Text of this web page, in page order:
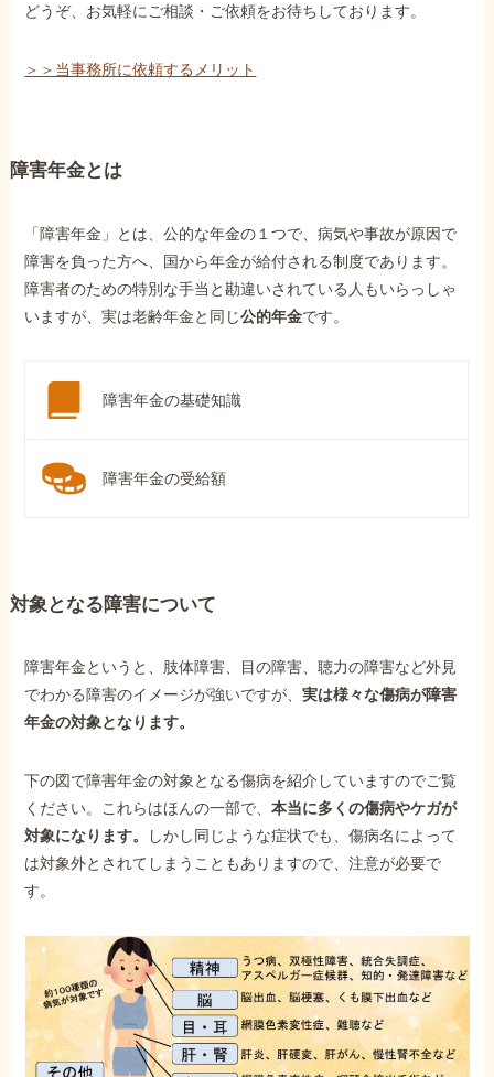
どうぞ、お気軽にご相談・ご依頼をお待ちしております。
＞＞当事務所に依頼するメリット
障害年金とは
「障害年金」とは、公的な年金の１つで、病気や事故が原因で
障害を負った方へ、国から年金が給付される制度であります。
障害者のための特別な手当と勘違いされている人もいらっしゃ
いますが、実は老齢年金と同じ公的年金です。
障害年金の基礎知識
障害年金の受給額
対象となる障害について
障害年金というと、肢体障害、目の障害、聴力の障害など外見
でわかる障害のイメージが強いですが、実は様々な傷病が障害
年金の対象となります。
下の図で障害年金の対象となる傷病を紹介していますのでご覧
ください。これらはほんの一部で、本当に多くの傷病やケガが
対象になります。
しかし同じような症状でも、傷病名によって
は対象外とされてしまうこともありますので、注意が必要で
す。